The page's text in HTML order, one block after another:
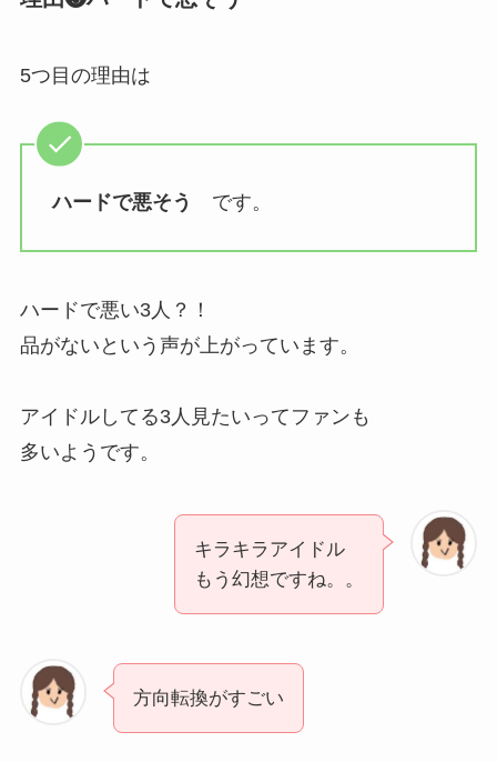
5つ目の理由は
ハードで悪そう です。
ハードで悪い3人？！
品がないという声が上がっています。
アイドルしてる3人見たいってファンも
多いようです。
キラキラアイドル
もう幻想ですね。。
方向転換がすごい